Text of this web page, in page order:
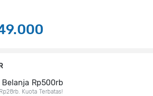
Belanja Rp500rb
Kuota Terbatas!